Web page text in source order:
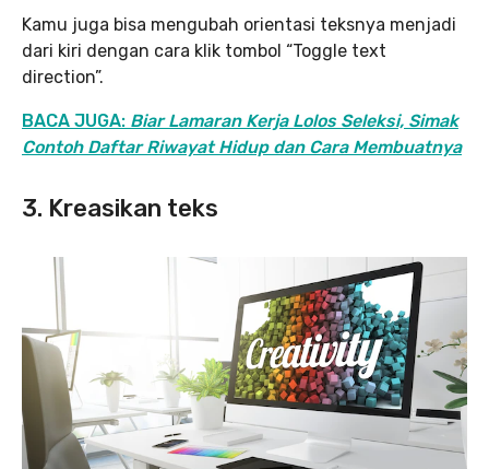
Kamu juga bisa mengubah orientasi teksnya menjadi
dari kiri dengan cara klik tombol “Toggle text
direction”.
BACA JUGA: Biar Lamaran Kerja Lolos Seleksi, Simak
Contoh Daftar Riwayat Hidup dan Cara Membuatnya
3. Kreasikan teks